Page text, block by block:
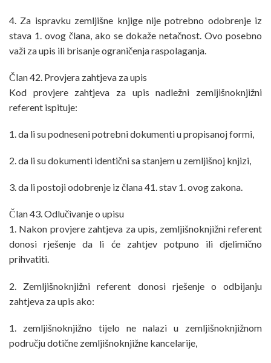
4. Za ispravku zemljišne knjige nije potrebno odobrenje iz
stava 1. ovog člana, ako se dokaže netačnost. Ovo posebno
važi za upis ili brisanje ograničenja raspolaganja.
Član 42. Provjera zahtjeva za upis
Kod provjere zahtjeva za upis nadležni zemljišnoknjižni
referent ispituje:
1. da li su podneseni potrebni dokumenti u propisanoj formi,
2. da li su dokumenti identični sa stanjem u zemljišnoj knjizi,
3. da li postoji odobrenje iz člana 41. stav 1. ovog zakona.
Član 43. Odlučivanje o upisu
1. Nakon provjere zahtjeva za upis, zemljišnoknjižni referent
donosi rješenje da li će zahtjev potpuno ili djelimično
prihvatiti.
2. Zemljišnoknjižni referent donosi rješenje o odbijanju
zahtjeva za upis ako:
1. zemljišnoknjižno tijelo ne nalazi u zemljišnoknjižnom
području dotične zemljišnoknjižne kancelarije,